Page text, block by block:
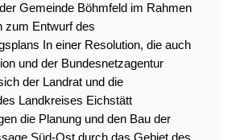
Gemeinde Böhmfeld im Rahmen
zum Entwurf des
In einer Resolution, die auch
und der Bundesnetzagentur
der Landrat und die
Landkreises Eichstätt
die Planung und den Bau der
Süd-Ost durch das Gebiet des